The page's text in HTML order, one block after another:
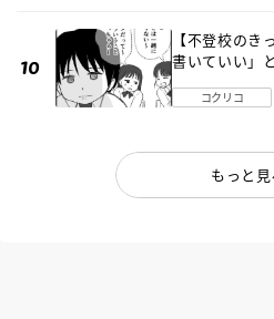
【不登校のき
書いていい」
コクリコ
もっと見